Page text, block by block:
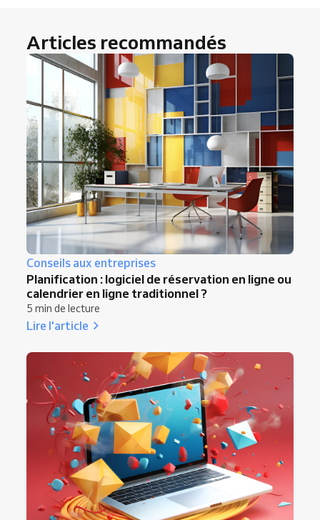
Articles recommandés
Conseils aux entreprises
Planification : logiciel de réservation en ligne ou
calendrier en ligne traditionnel ?
5 min de lecture
Lire l'article